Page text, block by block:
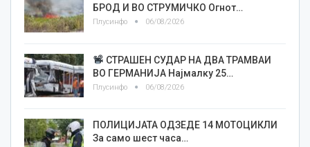
БРОД И ВО СТРУМИЧКО Огнот…
Плусинфо 06/08/2026
СТРАШЕН СУДАР НА ДВА ТРАМВАИ
ВО ГЕРМАНИЈА Најмалку 25…
Плусинфо 06/08/2026
ПОЛИЦИЈАТА ОДЗЕДЕ 14 МОТОЦИКЛИ
За само шест часа…